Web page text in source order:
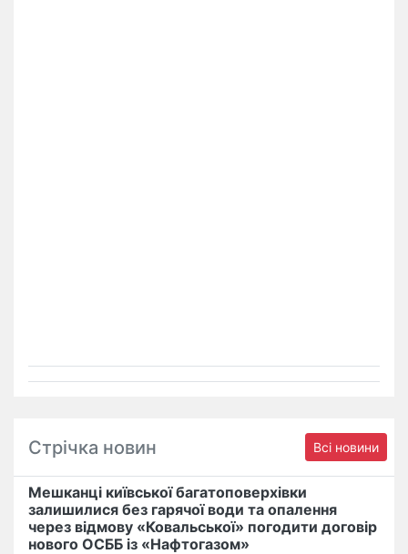
Стрічка новин Всі новини
Мешканці київської багатоповерхівки
залишилися без гарячої води та опалення
через відмову «Ковальської» погодити договір
нового ОСББ із «Нафтогазом»